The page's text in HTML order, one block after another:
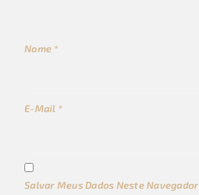
Nome *
E-Mail *
Salvar Meus Dados Neste